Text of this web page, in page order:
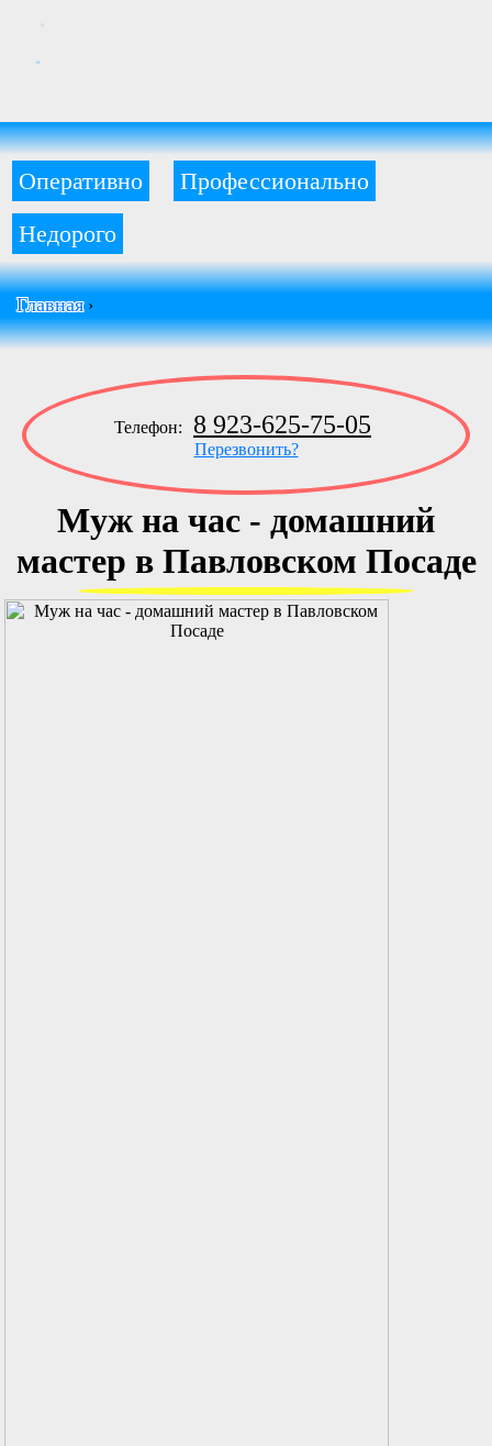
Оперативно
Профессионально
Недорого
Главная›
Телефон: 8 923-625-75-05
Перезвонить?
Муж на час - домашний
мастер в Павловском Посаде